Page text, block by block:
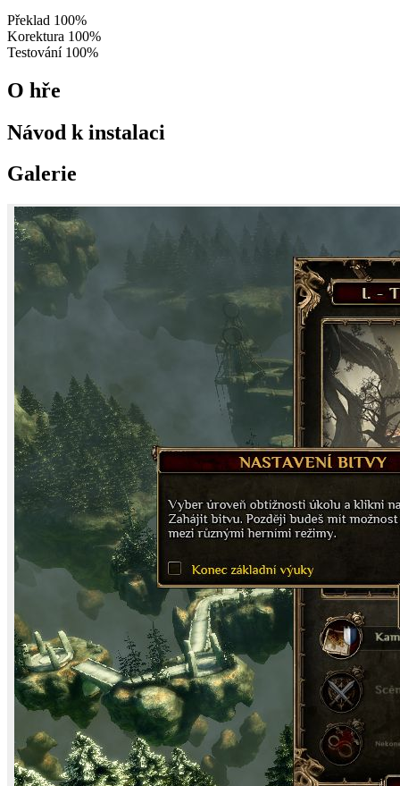
Překlad 100%
Korektura 100%
Testování 100%
O hře
Návod k instalaci
Galerie